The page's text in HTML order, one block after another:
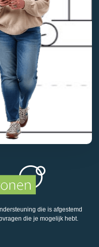
die is afgestemd
die je mogelijk hebt.